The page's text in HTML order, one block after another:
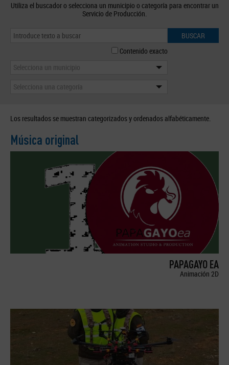
Utiliza el buscador o selecciona un municipio o categoría para encontrar un
Servicio de Producción.
BUSCAR
Contenido exacto
Selecciona un municipio
Selecciona una categoría
Los resultados se muestran categorizados y ordenados alfabéticamente.
Música original
PAPAGAYO EA
Animación 2D